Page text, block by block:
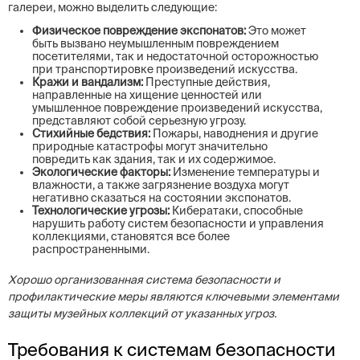
галереи, можно выделить следующие:
Физическое повреждение экспонатов:Это может
быть вызвано неумышленным повреждением
посетителями, так и недостаточной осторожностью
при транспортировке произведений искусства.
Кражи и вандализм: Преступные действия,
направленные на хищение ценностей или
умышленное повреждение произведений искусства,
представляют собой серьезную угрозу.
Стихийные бедствия: Пожары, наводнения и другие
природные катастрофы могут значительно
повредить как здания, так и их содержимое.
Экологические факторы: Изменение температуры и
влажности, а также загрязнение воздуха могут
негативно сказаться на состоянии экспонатов.
Технологические угрозы: Кибератаки, способные
нарушить работу систем безопасности и управления
коллекциями, становятся все более
распространенными.
Хорошо организованная система безопасности и
профилактические меры являются ключевыми элементами
защиты музейных коллекций от указанных угроз.
Требования к системам безопасности